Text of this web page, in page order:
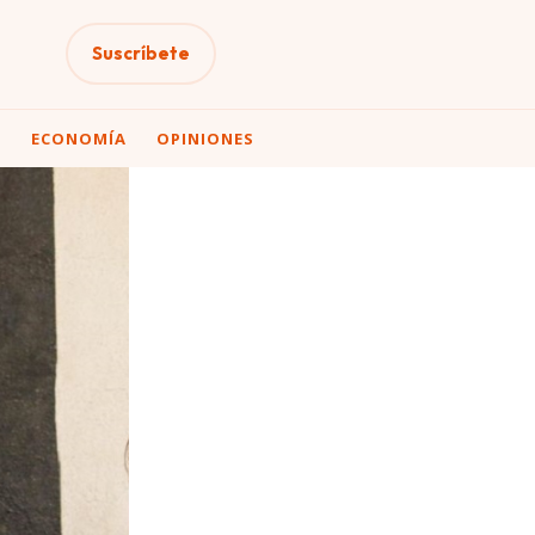
Suscríbete
ECONOMÍA OPINIONES